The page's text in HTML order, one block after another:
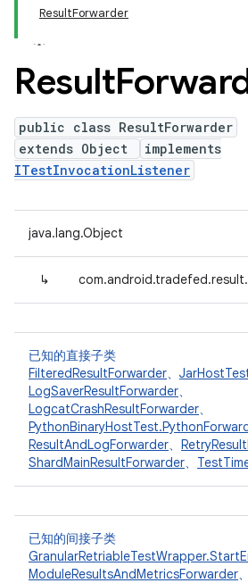
ResultForwarder
Result
public class ResultForwarder
extends Object
implements
ITestInvocationListener
java.lang.Object
↳
已知的直接子类
FilteredResultForwarder、
LogSaverResultForwarder、
LogcatCrashResultForwarder、
ResultAndLogForwarder、
ShardMainResultForwarder、
已知的间接子类
ModuleResultsAndMetricsForwarder、